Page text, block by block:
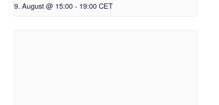
9. August @ 15:00- 19:00CET